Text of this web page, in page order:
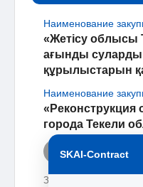
SKAI-Contract
Наименование
«Жетісу облысы
ағынды суларды
құрылыстарын
Наименование
«Реконструкция
города Текели
Опубликован
Заказчик::